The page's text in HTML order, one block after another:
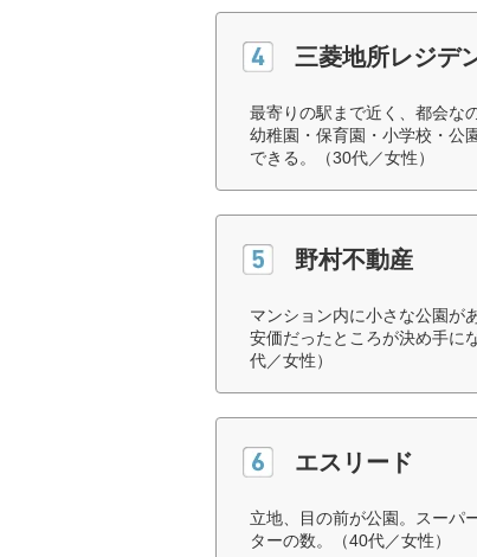
三菱地所レジデ
最寄りの駅まで近く、都会な
幼稚園・保育園・小学校・公
できる。（30代／女性）
野村不動産
マンション内に小さな公園が
安価だったところが決め手に
代／女性）
エスリード
立地、目の前が公園。スーパ
ターの数。（40代／女性）